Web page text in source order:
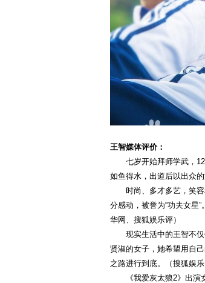
王智媒体评价：
七岁开始拜师学武，
如鱼得水，出道后以出众
时尚、多才多艺，笑
分感动，被誉为“功夫女星
华网、搜狐娱乐评）
现实生活中的王智不
贤淑的女子，她希望用自
之路进行到底。（搜狐娱乐
《我爱灰太狼2》出